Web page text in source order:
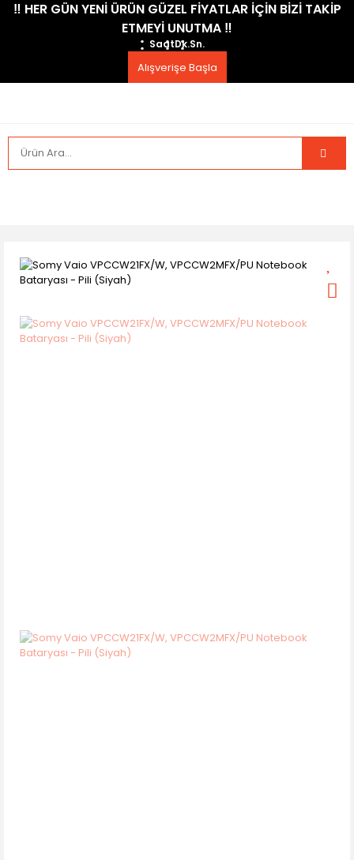
​‼️​ HER GÜN YENİ ÜRÜN GÜZEL FİYATLAR İÇİN BİZİ TAKİP
ETMEYİ UNUTMA ​‼️​
SaatDk.Sn.
Alışverişe Başla